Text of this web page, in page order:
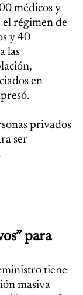
médicos y
régimen de
y 40
las
en
privados
ser
para
tiene
masiva